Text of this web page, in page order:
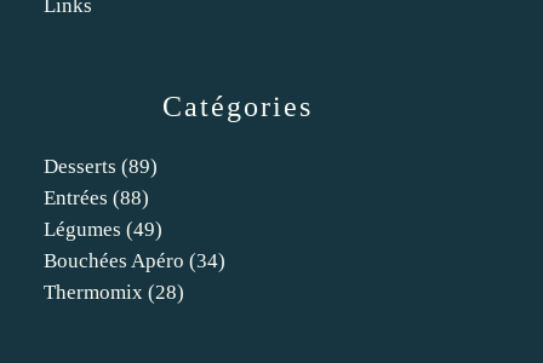
Catégories
Desserts (89)
Entrées (88)
Légumes (49)
Bouchées Apéro (34)
Thermomix (28)
Links